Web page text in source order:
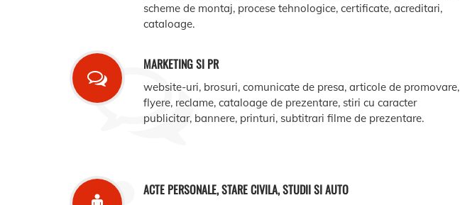
scheme de montaj, procese tehnologice, certificate, acreditari,
cataloage.
MARKETING SI PR
website-uri, brosuri, comunicate de presa, articole de promovare,
flyere, reclame, cataloage de prezentare, stiri cu caracter
publicitar, bannere, printuri, subtitrari filme de prezentare.
ACTE PERSONALE, STARE CIVILA, STUDII SI AUTO